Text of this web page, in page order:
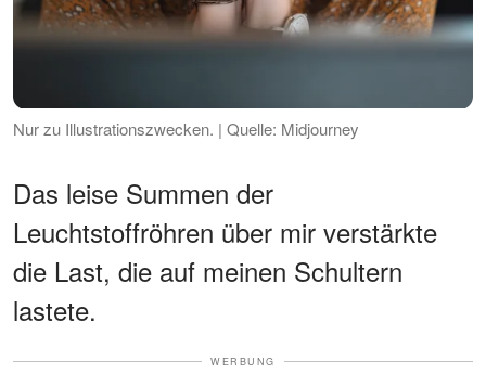
Nur zu Illustrationszwecken. | Quelle: Midjourney
Das leise Summen der
Leuchtstoffröhren über mir verstärkte
die Last, die auf meinen Schultern
lastete.
WERBUNG